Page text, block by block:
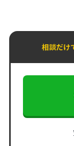
相談だけ